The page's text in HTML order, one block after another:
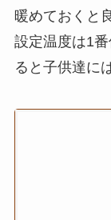
暖めておくと
設定温度は1
ると子供達に